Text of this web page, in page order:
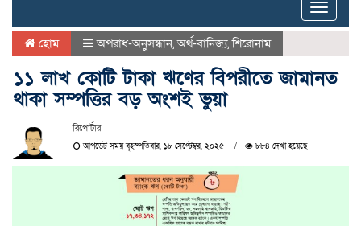
Toggle
হোম অপরাধ-অনুসন্ধান,অর্থ-বানিজ্য,শিরোনাম
১১ লাখ কোটি টাকা ঋণের বিপরীতে জামানত
থাকা সম্পত্তির বড় অংশই ভুয়া
রিপোর্টার
আপডেট সময় বৃহস্পতিবার, ১৮ সেপ্টেম্বর, ২০২৫ ৮৮৪ দেখা হয়েছে